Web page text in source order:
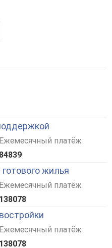
Ежемесячный платёж
84839
жилья
Ежемесячный платёж
138078
Ежемесячный платёж
138078